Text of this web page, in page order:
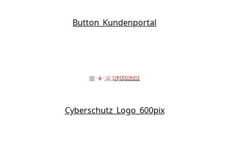
Button_Kundenportal
Cyberschutz_Logo_600pix